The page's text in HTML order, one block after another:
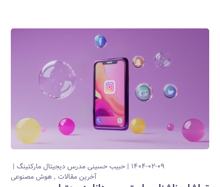
۱۴۰۴-۰۲-۰۹ حبیب حسینیمدرس دیجیتال مارکتینگ
آخرین مقالات
هوش مصنوعی